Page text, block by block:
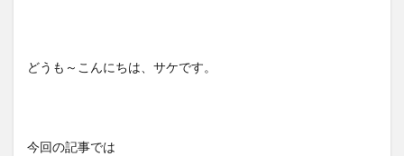
どうも～こんにちは、サケです。
今回の記事では